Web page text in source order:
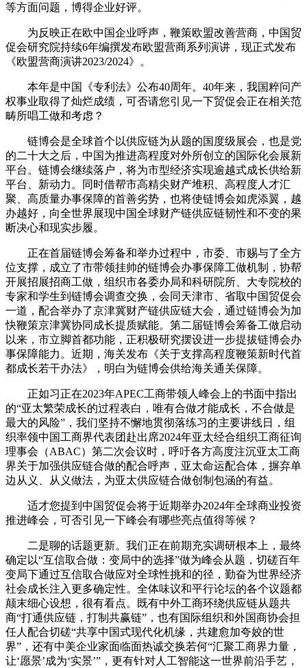
等方面问题，博得企业好评。
为反映正在欧中国企业呼声，鞭策欧盟改善营商，中国贸
促会研究院持续6年编撰发布欧盟营商系列演讲，现正式发布
《欧盟营商演讲2023/2024》。
本年是中国《专利法》公布40周年。40年来，我国粹问产
权事业取得了灿烂成绩，可否请您引见一下贸促会正在相关范
畴所唱工做和考虑？
链博会是全球首个以供应链为从题的国度级展会，也是党
的二十大之后，中国为推进高程度对外所创立的国际化会展新
平台。链博会继续落户，将为市型经济实现逾越式成长供给新
平台、新动力。同时借帮市高精尖财产堆积、高程度人才汇
聚、高质量办事保障的首善劣势，也将使链博会如虎添翼，越
办越好，向全世界展现中国全球财产链供应链韧性和不变的果
断决心和现实步履。
正在首届链博会筹备和举办过程中，市委、市赐与了全方
位支撑，成立了市带领挂帅的链博会办事保障工做机制，协帮
开展招展招商工做，组织市各委办局和科研院所、大专院校的
专家和学生到链博会调查交换，会同天津市、省取中国贸促会
一道，配合举办了京津冀财产链供应链大会，通过链博会为加
快鞭策京津冀协同成长提质赋能。第二届链博会筹备工做启动
以来，市立脚首都功能，正积极研究摆设进一步提拔链博会办
事保障能力。近期，海关发布《关于支撑高程度鞭策新时代首
都成长若干办法》，明白为链博会供给海关通关保障。
正如习正在2023年APEC工商带领人峰会上的书面中指出
的“亚太繁荣成长的过程表白，唯有合做才能成长，不合做是
最大的风险”，我们坚持不懈地贯彻落练习的主要讲线日，组
织率领中国工商界代表团赴出席2024年亚太经合组织工商征询
理事会（ABAC）第二次会议时，呼吁各方高度注沉亚太工商
界关于加强供应链合做的配合呼声，亚太命运配合体，摒弃单
边从义、从义做法，为亚太供应链合做创制包涵的有益。
适才您提到中国贸促会将于近期举办2024年全球商业投资
推进峰会，可否引见一下峰会有哪些亮点值得等候？
二是聊的话题更新。我们正在前期充实调研根本上，最终
确定以“互信取合做：变局中的选择”做为峰会从题，切磋百年
变局下通过互信取合做应对全球性挑和的径，勤奋为世界经济
社会成长注入更多确定性。全体味议和平行论坛的各个议题都
颠末细心设想，很有看点。既有中外工商环绕供应链从题共
商“打通供应链，打制共赢链”，也有国际组织和外国商协会担
任人配合切磋“共享中国式现代化机缘，共建愈加夸姣的世
界”，还有中美企业家面临面热诚交换若何“汇聚工商界力量，
让‘愿景’成为‘实景’”，更有针对人工智能这一世界前沿手艺，